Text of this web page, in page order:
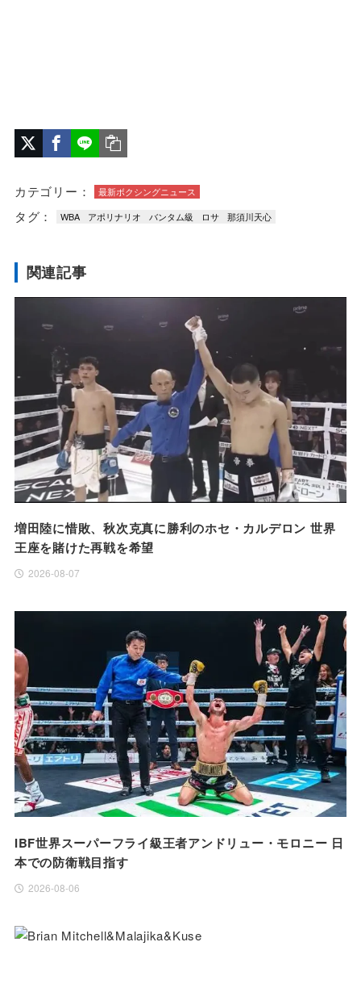
カテゴリー： 最新ボクシングニュース
タグ： WBA アポリナリオ バンタム級 ロサ 那須川天心
関連記事
増田陸に惜敗、秋次克真に勝利のホセ・カルデロン 世界
王座を賭けた再戦を希望
2026-08-07
IBF世界スーパーフライ級王者アンドリュー・モロニー 日
本での防衛戦目指す
2026-08-06